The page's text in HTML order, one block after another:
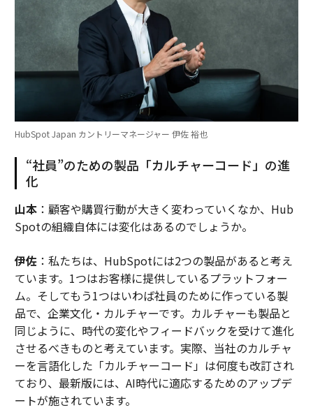
HubSpot Japan カントリーマネージャー 伊佐 裕也
“社員”のための製品「カルチャーコード」の進
化
山本：顧客や購買行動が大きく変わっていくなか、Hub
Spotの組織自体には変化はあるのでしょうか。
伊佐：私たちは、HubSpotには2つの製品があると考え
ています。1つはお客様に提供しているプラットフォー
ム。そしてもう1つはいわば社員のために作っている製
品で、企業文化・カルチャーです。カルチャーも製品と
同じように、時代の変化やフィードバックを受けて進化
させるべきものと考えています。実際、当社のカルチャ
ーを言語化した「カルチャーコード」は何度も改訂され
ており、最新版には、AI時代に適応するためのアップデ
ートが施されています。